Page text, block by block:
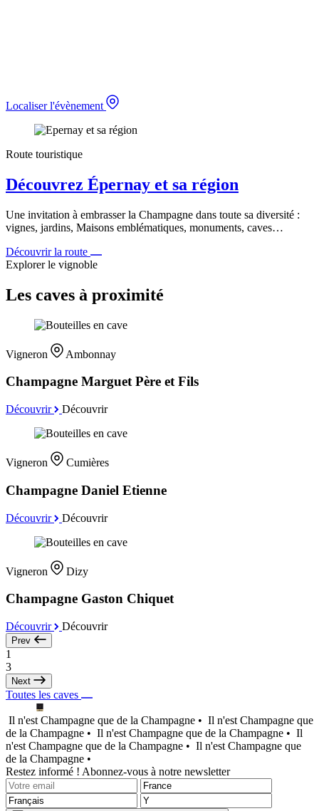
Localiser l'évènement
Route touristique
Découvrez Épernay et sa région
Une invitation à embrasser la Champagne dans toute sa diversité :
vignes, jardins, Maisons emblématiques, monuments, caves…
Découvrir la route
Explorer le vignoble
Les caves à proximité
Vigneron Ambonnay
Champagne Marguet Père et Fils
Découvrir Découvrir
Vigneron Cumières
Champagne Daniel Etienne
Découvrir Découvrir
Vigneron Dizy
Champagne Gaston Chiquet
Découvrir Découvrir
Prev
1
3
Next
Toutes les caves
Il n'est Champagne que de la Champagne • Il n'est Champagne que
de la Champagne • Il n'est Champagne que de la Champagne • Il
n'est Champagne que de la Champagne • Il n'est Champagne que
de la Champagne •
Restez informé ! Abonnez-vous à notre newsletter